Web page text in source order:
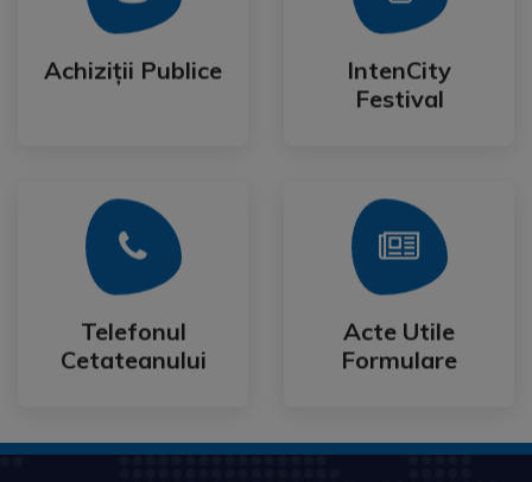
Achiziții Publice
Achiziții Publice
IntenCity
Festival
IntenCity
Festival
Telefonul
Cetateanului
Telefonul
Cetateanului
Mai Mult
Acte Utile
Formulare
Acte Utile
Formulare
Mai Mult